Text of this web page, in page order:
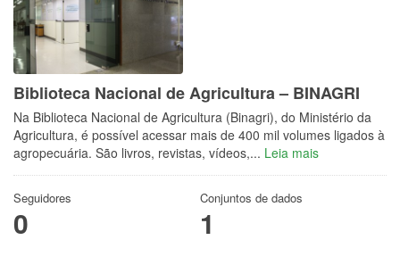
Biblioteca Nacional de Agricultura – BINAGRI
Na Biblioteca Nacional de Agricultura (Binagri), do Ministério da
Agricultura, é possível acessar mais de 400 mil volumes ligados à
agropecuária. São livros, revistas, vídeos,... Leia mais
Seguidores
0
Conjuntos de dados
1